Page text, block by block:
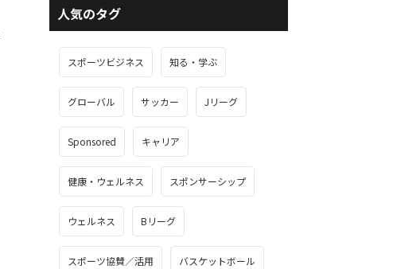
人気のタグ
スポーツビジネス 知る・学ぶ
グローバル サッカー Jリーグ
Sponsored キャリア
健康・ウェルネス スポンサーシップ
ウェルネス Bリーグ
スポーツ協賛／活用 バスケットボール